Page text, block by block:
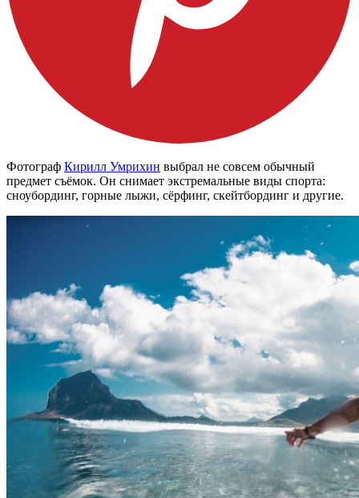
Фотограф Кирилл Умрихин выбрал не совсем обычный
предмет съёмок. Он снимает экстремальные виды спорта:
сноубординг, горные лыжи, сёрфинг, скейтбординг и другие.